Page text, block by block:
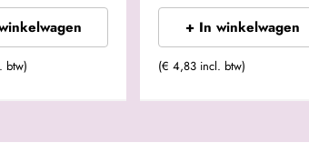
btw)
+ In winkelwagen
(€ 4,83 incl. btw)